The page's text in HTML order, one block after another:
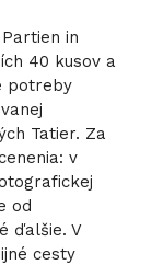
in
40 kusov a
potreby
Tatier. Za
v
od
ďalšie. V
cesty